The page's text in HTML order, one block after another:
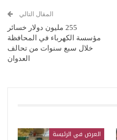
المقال التالي
255 مليون دولار خسائر
مؤسسة الكهرباء في المحافظة
خلال سبع سنوات من تحالف
العدوان
العرض في الرئيسة